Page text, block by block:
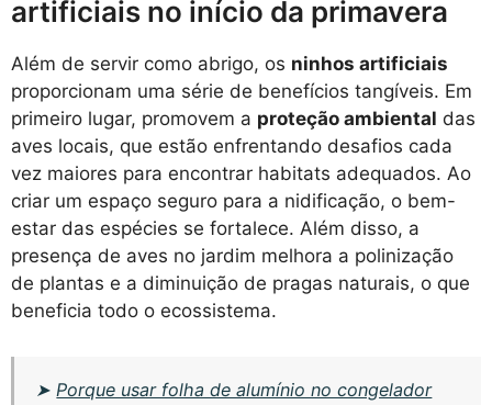
artificiais no início da primavera
Além de servir como abrigo, os ninhos artificiais
proporcionam uma série de benefícios tangíveis. Em
primeiro lugar, promovem a proteção ambiental das
aves locais, que estão enfrentando desafios cada
vez maiores para encontrar habitats adequados. Ao
criar um espaço seguro para a nidificação, o bem-
estar das espécies se fortalece. Além disso, a
presença de aves no jardim melhora a polinização
de plantas e a diminuição de pragas naturais, o que
beneficia todo o ecossistema.
➤Porque usar folha de alumínio no congelador